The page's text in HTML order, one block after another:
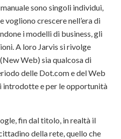
sono singoli individui,
vogliono crescere nell’era di
i modelli di business, gli
A loro Jarvis si rivolge
Web) sia qualcosa di
delle Dot.com e del Web
introdotte e per le opportunità
fin dal titolo, in realtà il
della rete, quello che